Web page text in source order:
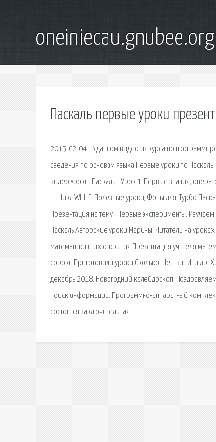
oneiniecau.gnubee.org
Паскаль первые уроки
2015-02-04 · В данном видео из курса по
сведения по основам языка Первые уроки по
видео уроки. Паскаль - Урок 1: Первые знания,
— Цикл WHILE. Полезные уроки; Фоны для. Турбо
Презентация на тему : Первые эксперименты.
Паскаль Авторские уроки Марины. Читатели на
математики и их открытия Презентация учителя
сороки Приготовили уроки Сколько. Нентвиг Й. и
декабрь 2018. Новогодний калейдоскоп.
поиск информации. Программно-аппаратный
состоится заключительная.